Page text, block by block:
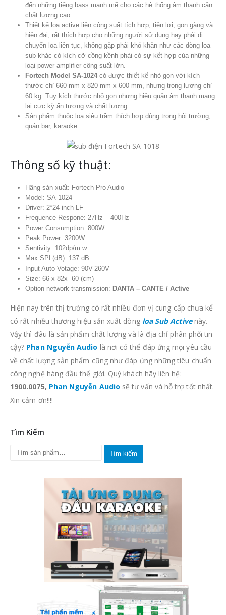
đến những tiếng bass mạnh mẽ cho các hệ thống âm thanh cần
chất lượng cao.
Thiết kế loa active liền công suất tích hợp, tiện lợi, gọn gàng và
hiện đại, rất thích hợp cho những người sử dụng hay phải di
chuyển loa liên tục, không gặp phải khó khăn như các dòng loa
sub khác có kích cỡ cồng kềnh phải có sự kết hợp của những
loại power amplifier công suất lớn.
Fortech Model SA-1024có được thiết kể nhỏ gọn với kích
thước chỉ 660 mm x 820 mm x 600 mm, nhưng trọng lượng chỉ
60 kg. Tuy kích thước nhỏ gọn nhưng hiệu quản âm thanh mang
lại cực kỳ ấn tượng và chất lượng.
Sản phẩm thuộc loa siêu trầm thích hợp dùng trong hội trường,
quán bar, karaoke…
Thông số kỹ thuật:
Hãng sản xuất: Fortech Pro Audio
Model: SA-1024
Driver: 2*24 inch LF
Frequence Respone: 27Hz – 400Hz
Power Consumption: 800W
Peak Power: 3200W
Sentivity: 102dp/m.w
Max SPL(dB): 137 dB
Input Auto Votage: 90V-260V
Size: 66 x 82x 60 (cm)
Option network transmission: DANTA – CANTE / Active
Hiện nay trên thị trường có rất nhiều đơn vị cung cấp chưa kể
có rất nhiều thương hiệu sản xuất dòng loa Sub Activenày.
Vậy thì đâu là sản phẩm chất lượng và là địa chỉ phân phối tin
cậy? Phan Nguyễn Audio là nơi có thể đáp ứng mọi yêu cầu
về chất lượng sản phẩm cũng như đáp ứng những tiêu chuẩn
công nghệ hàng đầu thế giới. Quý khách hãy liên hệ:
1900.0075, Phan Nguyễn Audio sẽ tư vấn và hỗ trợ tốt nhất.
Xin cảm ơn!!!!
Tìm Kiếm
Tìm kiếm